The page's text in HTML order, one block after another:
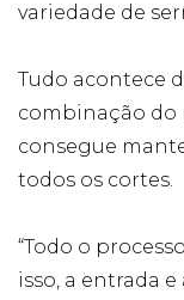
variedade de
Tudo acontece
combinação do
consegue
todos os cortes.
“Todo o
isso, a entrada